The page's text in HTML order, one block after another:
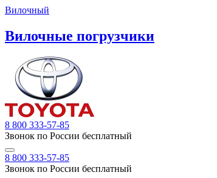
Вилочный
Вилочные погрузчики
8 800 333-57-85
Звонок по России бесплатный
8 800 333-57-85
Звонок по России бесплатный